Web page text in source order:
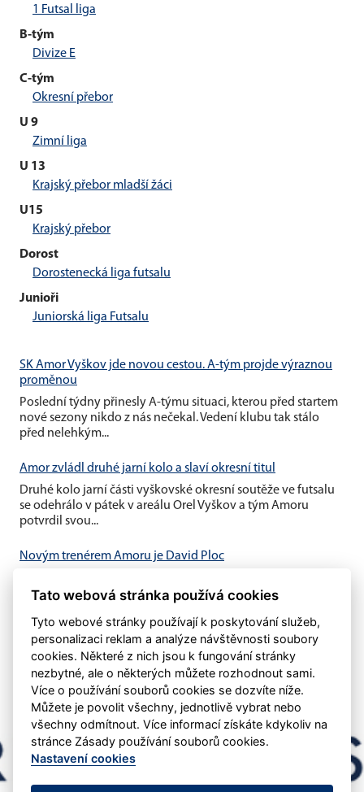
1 Futsal liga
B-tým
Divize E
C-tým
Okresní přebor
U 9
Zimní liga
U 13
Krajský přebor mladší žáci
U15
Krajský přebor
Dorost
Dorostenecká liga futsalu
Junioři
Juniorská liga Futsalu
SK Amor Vyškov jde novou cestou. A-tým projde výraznou
proměnou
Poslední týdny přinesly A-týmu situaci, kterou před startem
nové sezony nikdo z nás nečekal. Vedení klubu tak stálo
před nelehkým...
Amor zvládl druhé jarní kolo a slaví okresní titul
Druhé kolo jarní části vyškovské okresní soutěže ve futsalu
se odehrálo v pátek v areálu Orel Vyškov a tým Amoru
potvrdil svou...
Novým trenérem Amoru je David Ploc
trenéra mužů Vladimír Štrublík Pro klub to znamenalo najít
Tato webová stránka používá cookies
Tyto webové stránky používají k poskytování služeb,
personalizaci reklam a analýze návštěvnosti soubory
cookies. Některé z nich jsou k fungování stránky
nezbytné, ale o některých můžete rozhodnout sami.
Více o používání souborů cookies se dozvíte níže.
Můžete je povolit všechny, jednotlivě vybrat nebo
všechny odmítnout. Více informací získáte kdykoliv na
stránce Zásady používání souborů cookies.
Nastavení cookies